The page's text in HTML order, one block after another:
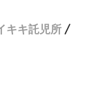
キキ託児所